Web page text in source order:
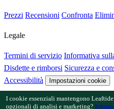
Prezzi Recensioni Confronta
Legale
Termini di servizio Informativa
Disdette e rimborsi Sicurezza e
Accessibilità
Impostazioni cookie
Funzionalità
I cookie essenziali mantengono
opzionali di analisi e marketing?